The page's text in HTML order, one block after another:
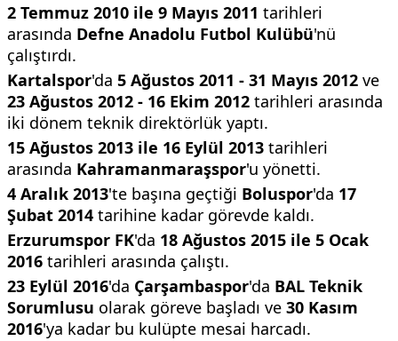
2 Temmuz 2010 ile 9 Mayıs 2011 tarihleri
arasında Defne Anadolu Futbol Kulübü'nü
çalıştırdı.
Kartalspor'da 5 Ağustos 2011 - 31 Mayıs 2012 ve
23 Ağustos 2012 - 16 Ekim 2012 tarihleri arasında
iki dönem teknik direktörlük yaptı.
15 Ağustos 2013 ile 16 Eylül 2013 tarihleri
arasında Kahramanmaraşspor'u yönetti.
4 Aralık 2013'te başına geçtiği Boluspor'da 17
Şubat 2014 tarihine kadar görevde kaldı.
Erzurumspor FK'da 18 Ağustos 2015 ile 5 Ocak
2016 tarihleri arasında çalıştı.
23 Eylül 2016'da Çarşambaspor'da BAL Teknik
Sorumlusu olarak göreve başladı ve 30 Kasım
2016'ya kadar bu kulüpte mesai harcadı.